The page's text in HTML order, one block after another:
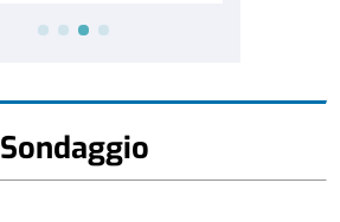
Sondaggio